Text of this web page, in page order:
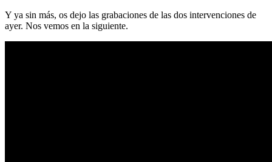
Y ya sin más, os dejo las grabaciones de las dos intervenciones de
ayer. Nos vemos en la siguiente.